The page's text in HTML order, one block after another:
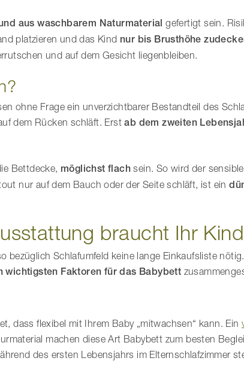
aus waschbarem Naturmaterial gefertigt sein.
platzieren und das Kind nur bis Brusthöhe
und auf dem Gesicht liegenbleiben.
ohne Frage ein unverzichtbarer Bestandteil des
dem Rücken schläft. Erstab dem zweiten
Bettdecke, möglichst flach sein. So wird der
nur auf dem Bauch oder der Seite schläft, ist ein
braucht Ihr Kind
bezüglich Schlafumfeld keine lange Einkaufsliste
wichtigsten Faktoren für das Babybett
dass flexibel mit Ihrem Baby „mitwachsen“ kann. Ein
machen diese Art Babybett zum besten
des ersten Lebensjahrs im Elternschlafzimmer